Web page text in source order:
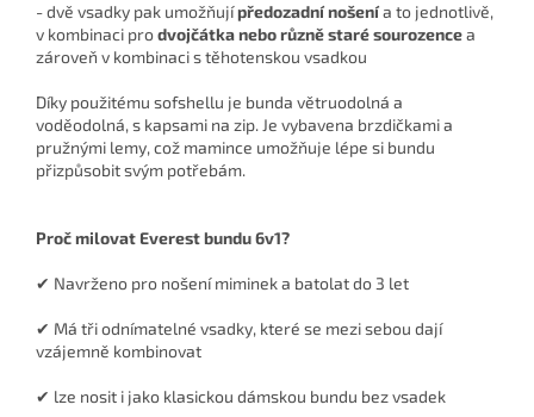
- dvě vsadky pak umožňujípředozadní nošenía to jednotlivě,
v kombinaci prodvojčátka nebo různě staré sourozencea
zároveň v kombinaci s těhotenskou vsadkou
Díky použitému sofshellu je bunda větruodolná a
voděodolná, s kapsami na zip. Je vybavena brzdičkami a
pružnými lemy, což mamince umožňuje lépe si bundu
přizpůsobit svým potřebám.
Proč milovat Everest bundu 6v1?
✔ Navrženo pro nošení miminek a batolat do 3 let
✔ Má tři odnímatelné vsadky, které se mezi sebou dají
vzájemně kombinovat
✔ lze nosit i jako klasickou dámskou bundu bez vsadek